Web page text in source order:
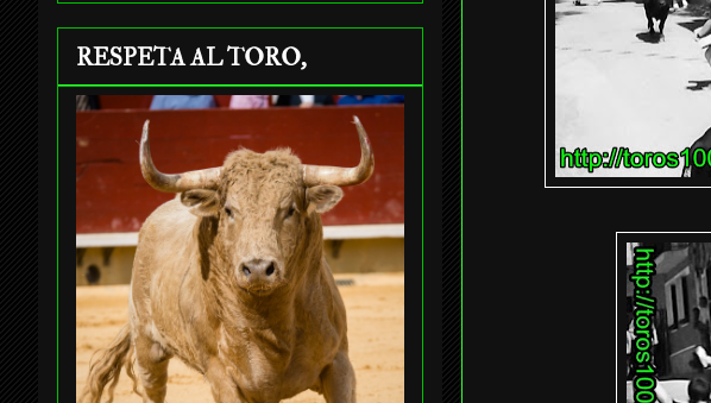
RESPETA AL TORO,